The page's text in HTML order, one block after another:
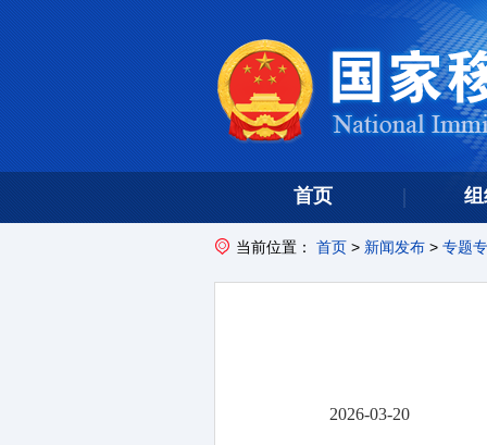
首页
当前位置： 首页> 新闻发布> 专题
2026-03-20